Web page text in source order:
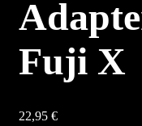
Fuji X
22,95 €